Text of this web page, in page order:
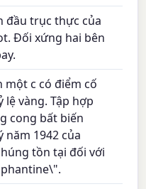
đầu trục thực của
Đối xứng hai bên
c có điểm cố
vàng. Tập hợp
cong bất biến
năm 1942 của
tồn tại đối với